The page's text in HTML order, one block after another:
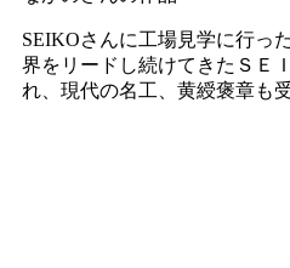
SEIKOさんに工場見学に行っ
界をリードし続けてきたＳＥ
れ、現代の名工、黄綬褒章も